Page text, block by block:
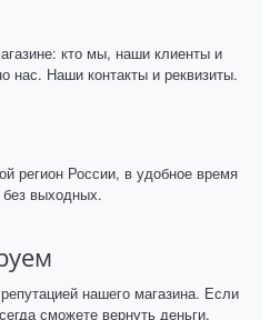
кто мы, наши клиенты и
нас. Наши контакты и реквизиты.
регион России, в удобное время
выходных.
нашего магазина. Если
сможете вернуть деньги.